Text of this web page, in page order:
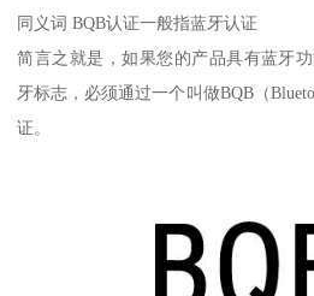
同义词 BQB认证一般指蓝牙认证
简言之就是，如果您的产品具有蓝牙
牙标志，必须通过一个叫做BQB（
证。